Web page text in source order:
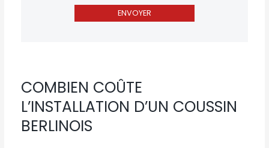
COMBIEN COÛTE
L’INSTALLATION D’UN COUSSIN
BERLINOIS